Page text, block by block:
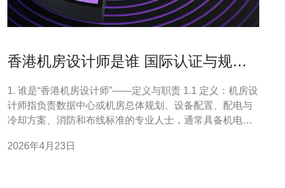
香港机房设计师是谁 国际认证与规范
1. 谁是“香港机房设计师”——定义与职责 1.1 定义：机房设
计师指负责数据中心或机房总体规划、设备配置、配电与
冷却方案、消防和布线标准的专业人士，通常具备机电、
量规划、冗余等级设计、PUE与能效设计、施工图与规范
2026年4月23日